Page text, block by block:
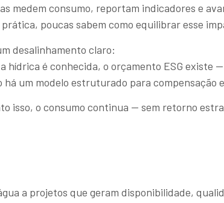
medem consumo, reportam indicadores e
prática, poucas sabem como equilibrar esse
desalinhamento claro:
hídrica é conhecida, o orçamento ESG existe —
há um modelo estruturado para compensação
isso, o consumo continua — sem retorno
a projetos que geram disponibilidade,